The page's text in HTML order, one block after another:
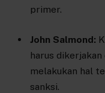
primer.
John Salmond:
harus
melakukan hal
sanksi.